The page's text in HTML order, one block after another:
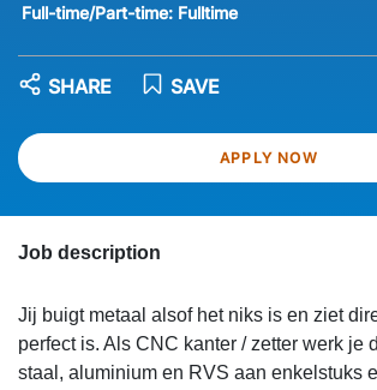
Full-time/Part-time: Fulltime
APPLY NOW
SAVE
SHARE
Job description
Jij buigt metaal alsof het niks is en ziet
perfect is. Als CNC kanter / zetter werk je
staal, aluminium en RVS aan enkelstuks